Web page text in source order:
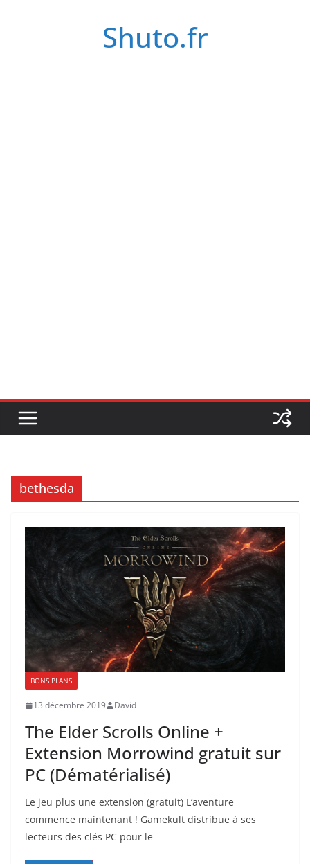
Shuto.fr
bethesda
BONS PLANS
13 décembre 2019 David
The Elder Scrolls Online +
Extension Morrowind gratuit sur
PC (Dématérialisé)
Le jeu plus une extension (gratuit) L’aventure
commence maintenant ! Gamekult distribue à ses
lecteurs des clés PC pour le